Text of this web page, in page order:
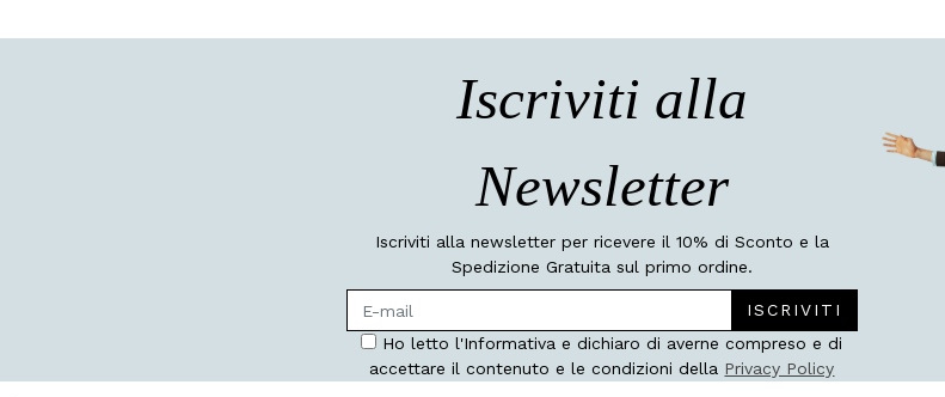
Iscriviti alla
Newsletter
Iscriviti alla newsletter per ricevere il 10% di Sconto e la
Spedizione Gratuita sul primo ordine.
ISCRIVITI
Ho letto l'Informativa e dichiaro di averne compreso e di
accettare il contenuto e le condizioni della Privacy Policy